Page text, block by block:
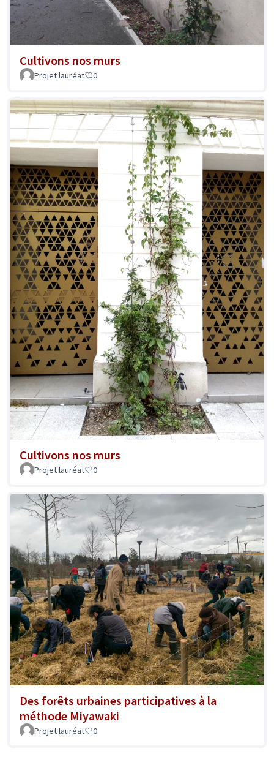
Cultivons nos murs
Projet lauréat 0
Cultivons nos murs
Projet lauréat 0
Des forêts urbaines participatives à la
méthode Miyawaki
Projet lauréat 0